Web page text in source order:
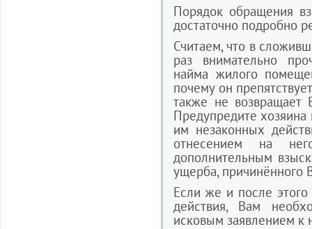
Порядок обращения
достаточно подробно
Считаем, что в
раз внимательно
найма жилого
почему он
также не
Предупредите
им незаконных
отнесением на
дополнительным
ущерба, причинённого
Если же и после этого
действия, Вам
исковым заявлением к